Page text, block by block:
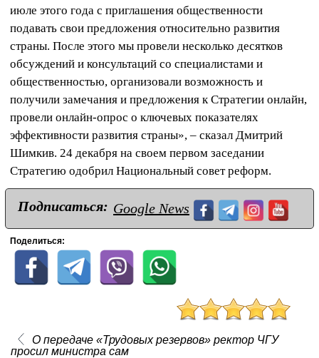
июле этого года с приглашения общественности
подавать свои предложения относительно развития
страны. После этого мы провели несколько десятков
обсуждений и консультаций со специалистами и
общественностью, организовали возможность и
получили замечания и предложения к Стратегии онлайн,
провели онлайн-опрос о ключевых показателях
эффективности развития страны», – сказал Дмитрий
Шимкив. 24 декабря на своем первом заседании
Стратегию одобрил Национальный совет реформ.
Подписаться: Google News
Поделиться:
О передаче «Трудовых резервов» ректор ЧГУ
просил министра сам